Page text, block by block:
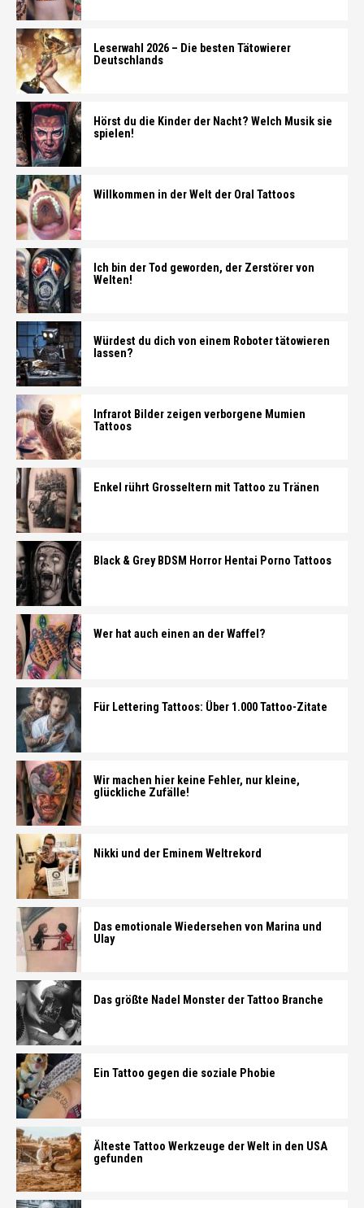
Leserwahl 2026 – Die besten Tätowierer
Deutschlands
Hörst du die Kinder der Nacht? Welch Musik sie
spielen!
Willkommen in der Welt der Oral Tattoos
Ich bin der Tod geworden, der Zerstörer von
Welten!
Würdest du dich von einem Roboter tätowieren
lassen?
Infrarot Bilder zeigen verborgene Mumien
Tattoos
Enkel rührt Grosseltern mit Tattoo zu Tränen
Black & Grey BDSM Horror Hentai Porno Tattoos
Wer hat auch einen an der Waffel?
Für Lettering Tattoos: Über 1.000 Tattoo-Zitate
Wir machen hier keine Fehler, nur kleine,
glückliche Zufälle!
Nikki und der Eminem Weltrekord
Das emotionale Wiedersehen von Marina und
Ulay
Das größte Nadel Monster der Tattoo Branche
Ein Tattoo gegen die soziale Phobie
Älteste Tattoo Werkzeuge der Welt in den USA
gefunden